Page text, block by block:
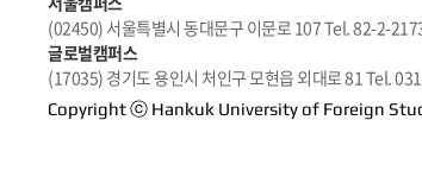
(02450) 서울특별시 동대문구 이문로 107 Tel. 82-2-
글로벌캠퍼스
(17035) 경기도 용인시 처인구 모현읍 외대로 81 Tel.
Copyright ⓒ Hankuk University of Foreign